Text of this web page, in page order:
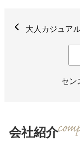
大人カジュア
セン
会社紹介